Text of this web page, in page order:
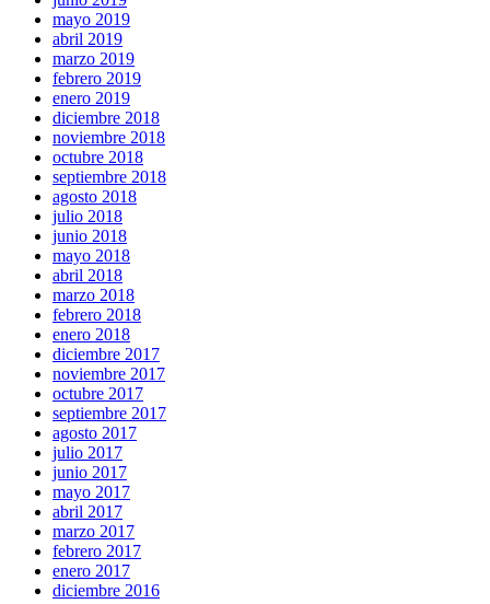
mayo 2019
abril 2019
marzo 2019
febrero 2019
enero 2019
diciembre 2018
noviembre 2018
octubre 2018
septiembre 2018
agosto 2018
julio 2018
junio 2018
mayo 2018
abril 2018
marzo 2018
febrero 2018
enero 2018
diciembre 2017
noviembre 2017
octubre 2017
septiembre 2017
agosto 2017
julio 2017
junio 2017
mayo 2017
abril 2017
marzo 2017
febrero 2017
enero 2017
diciembre 2016